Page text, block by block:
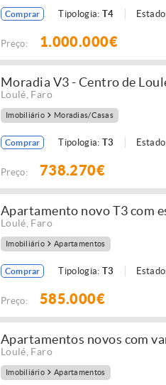
Comprar Tipologia: T4
Preço: 1.000.000€
Moradia V3 - Centro de
Loulé Faro
Imobiliário Moradias/Casas
Comprar Tipologia: T3
Preço: 738.270€
Apartamento novo T3 com
Loulé Faro
Imobiliário Apartamentos
Comprar Tipologia: T3
Preço: 585.000€
Apartamentos novos com
Loulé Faro
Imobiliário Apartamentos